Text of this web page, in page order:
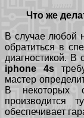
Что же
В случае любой
обратиться в
диагностикой. В
iphone 4s
мастер
В некоторых
производится
обеспечивает